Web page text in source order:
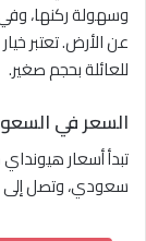
وسهولة ركنها،
عن الأرض. تعتبر
للعائلة بحجم صغير.
السعر في
سعودي، وتصل إلى قرابة 115,000 ريال سعودي